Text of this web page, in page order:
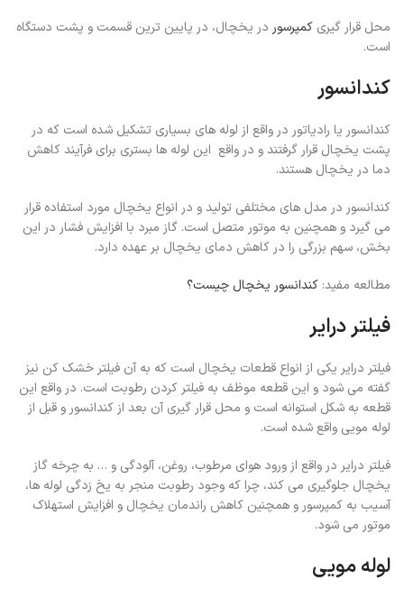
محل قرار گیری کمپرسور در یخچال، در پایین ترین قسمت و پشت دستگاه
است.
کندانسور
کندانسور یا رادیاتور در واقع از لوله های بسیاری تشکیل شده است که در
پشت یخچال قرار گرفتند و در واقع این لوله ها بستری برای فرآیند کاهش
دما در یخچال هستند.
کندانسور در مدل های مختلفی تولید و در انواع یخچال مورد استفاده قرار
می گیرد و همچنین به موتور متصل است. گاز مبرد با افزایش فشار در این
بخش، سهم بزرگی را در کاهش دمای یخچال بر عهده دارد.
مطالعه مفید: کندانسور یخچال چیست؟
فیلتر درایر
فیلتر درایر یکی از انواع قطعات یخچال است که به آن فیلتر خشک کن نیز
گفته می شود و این قطعه موظف به فیلتر کردن رطوبت است. در واقع این
قطعه به شکل استوانه است و محل قرار گیری آن بعد از کندانسور و قبل از
لوله مویی واقع شده است.
فیلتر درایر در واقع از ورود هوای مرطوب، روغن، آلودگی و … به چرخه گاز
یخچال جلوگیری می کند، چرا که وجود رطوبت منجر به یخ زدگی لوله ها،
آسیب به کمپرسور و همچنین کاهش راندمان یخچال و افزایش استهلاک
موتور می شود.
لوله مویی